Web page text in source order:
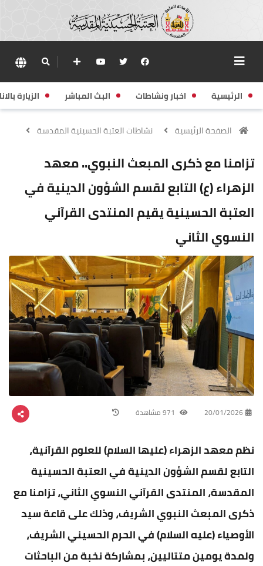
الرئيسية اخبار ونشاطات البث المباشر الزيارة
الصفحة الرئيسية نشاطات العتبة الحسينية المقدسة
تزامنا مع ذكرى المبعث النبوي.. معهد
الزهراء (ع) التابع لقسم الشؤون الدينية في
العتبة الحسينية يقيم المنتدى القرآني
النسوي الثاني
20/01/2026
نظم معهد الزهراء (عليها السلام) للعلوم القرآنية،
التابع لقسم الشؤون الدينية في العتبة الحسينية
المقدسة، المنتدى القرآني النسوي الثاني، تزامنا مع
ذكرى المبعث النبوي الشريف، وذلك على قاعة سيد
الأوصياء (عليه السلام) في الحرم الحسيني الشريف،
ولمدة يومين متتاليين، بمشاركة نخبة من الباحثات